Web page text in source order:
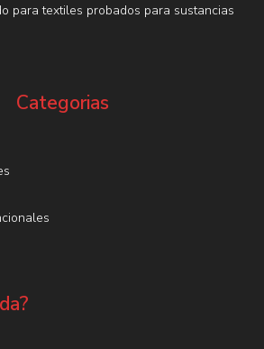
para textiles probados para sustancias
Categorias